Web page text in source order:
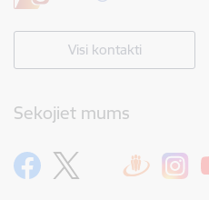
Visi kontakti
Sekojiet mums